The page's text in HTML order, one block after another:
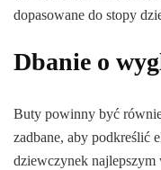
dopasowane do stopy
Dbanie o
Buty powinny być
zadbane, aby podkreślić
dziewczynek najlepszym